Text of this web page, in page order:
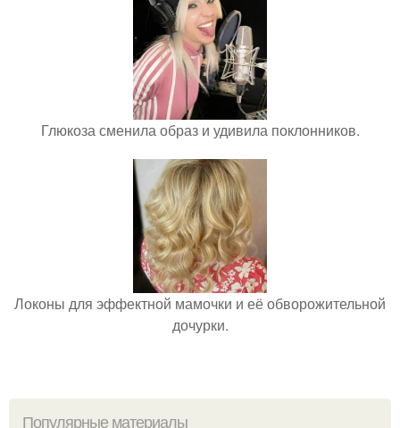
Глюкоза сменила образ и удивила поклонников.
Локоны для эффектной мамочки и её обворожительной
дочурки.
Популярные материалы